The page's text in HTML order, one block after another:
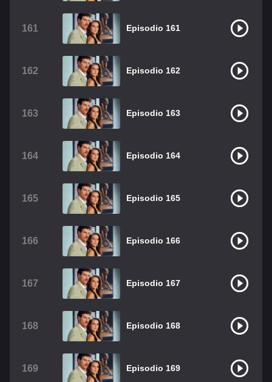
161 Episodio 161
162 Episodio 162
163 Episodio 163
164 Episodio 164
165 Episodio 165
166 Episodio 166
167 Episodio 167
168 Episodio 168
169 Episodio 169